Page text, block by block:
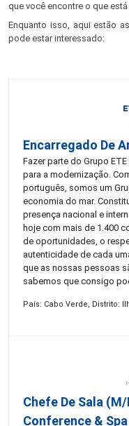
que você encontre o que
Enquanto isso, aqui estão
pode estar interessado:
Encarregado De
Fazer parte do Grupo
para a modernização.
português, somos um
economia do mar.
presença nacional e
hoje com mais de 1.400
de oportunidades, o
autenticidade de cada
que as nossas pessoas
sabemos que consigo
País: Cabo Verde, Distrito:
Chefe De Sala
Conference & Spa